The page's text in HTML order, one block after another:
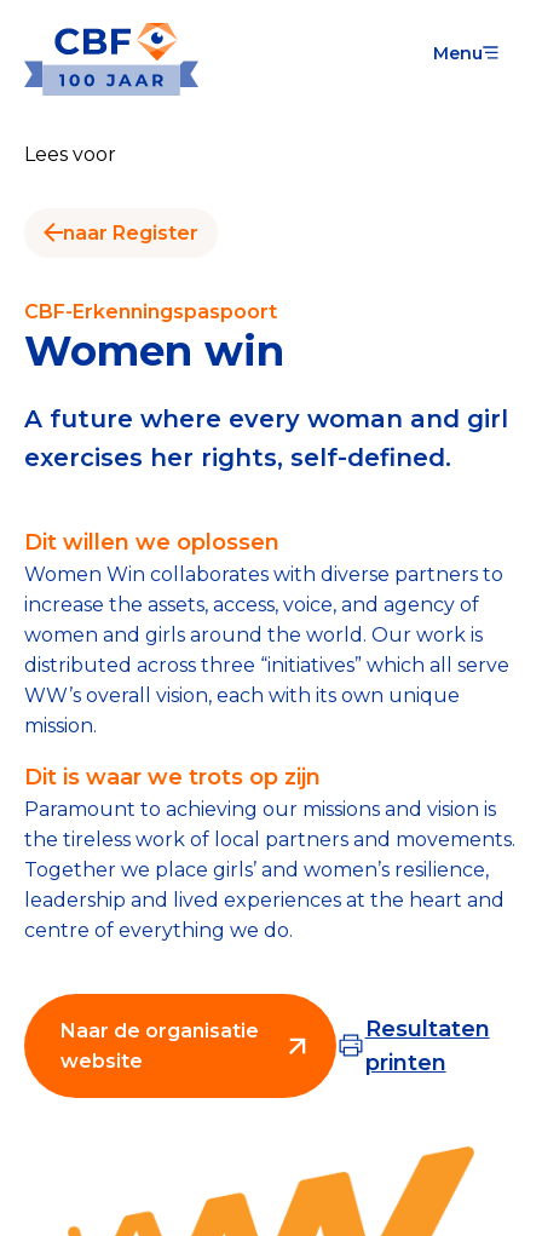
Menu
Goede Doelen
CBF-Erkenning aanvragen
Publiek
Veilig geven met het CBF-keurmerk
Check het CBF-keurmerk van een goed doel
Tips bij doneren: zo geef je veilig
Data & Onderzoek
Betrouwbare data over goede doelen
CBF-publicaties
State of the Sector
Het Nederlandse Donateurspanel
Contact & Signalen
Check keurmerk goede doelen
Lees voor
naar Register
CBF-Erkenningspaspoort
Women win
A future where every woman and girl
exercises her rights, self-defined.
Dit willen we oplossen
Women Win collaborates with diverse partners to
increase the assets, access, voice, and agency of
women and girls around the world. Our work is
distributed across three “initiatives” which all serve
WW’s overall vision, each with its own unique
mission.
Dit is waar we trots op zijn
Paramount to achieving our missions and vision is
the tireless work of local partners and movements.
Together we place girls’ and women’s resilience,
leadership and lived experiences at the heart and
centre of everything we do.
Naar de organisatie
website
Resultaten
printen